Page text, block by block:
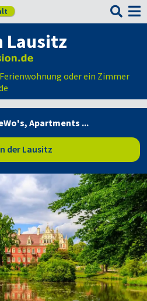

Lausitz
oder ein Zimmer
Apartments ...
der Lausitz